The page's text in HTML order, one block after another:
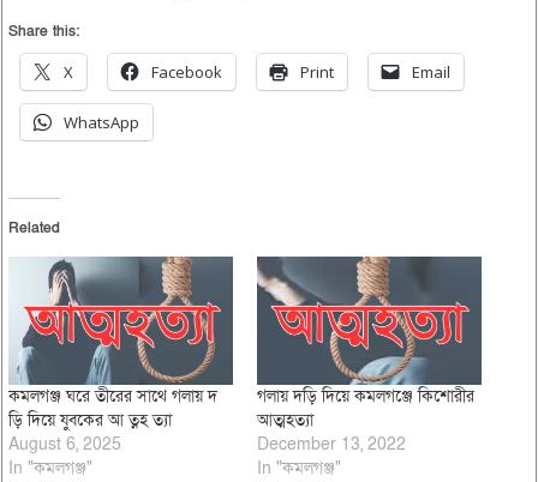
Share this:
X Facebook Print Email
WhatsApp
Related
কমলগঞ্জ ঘরে তীরের সাথে গলায় দ
ড়ি দিয়ে যুবকের আ ত্নহ ত্যা
August 6, 2025
In "কমলগঞ্জ"
গলায় দড়ি দিয়ে কমলগঞ্জে কিশোরীর
আত্মহত্যা
December 13, 2022
In "কমলগঞ্জ"